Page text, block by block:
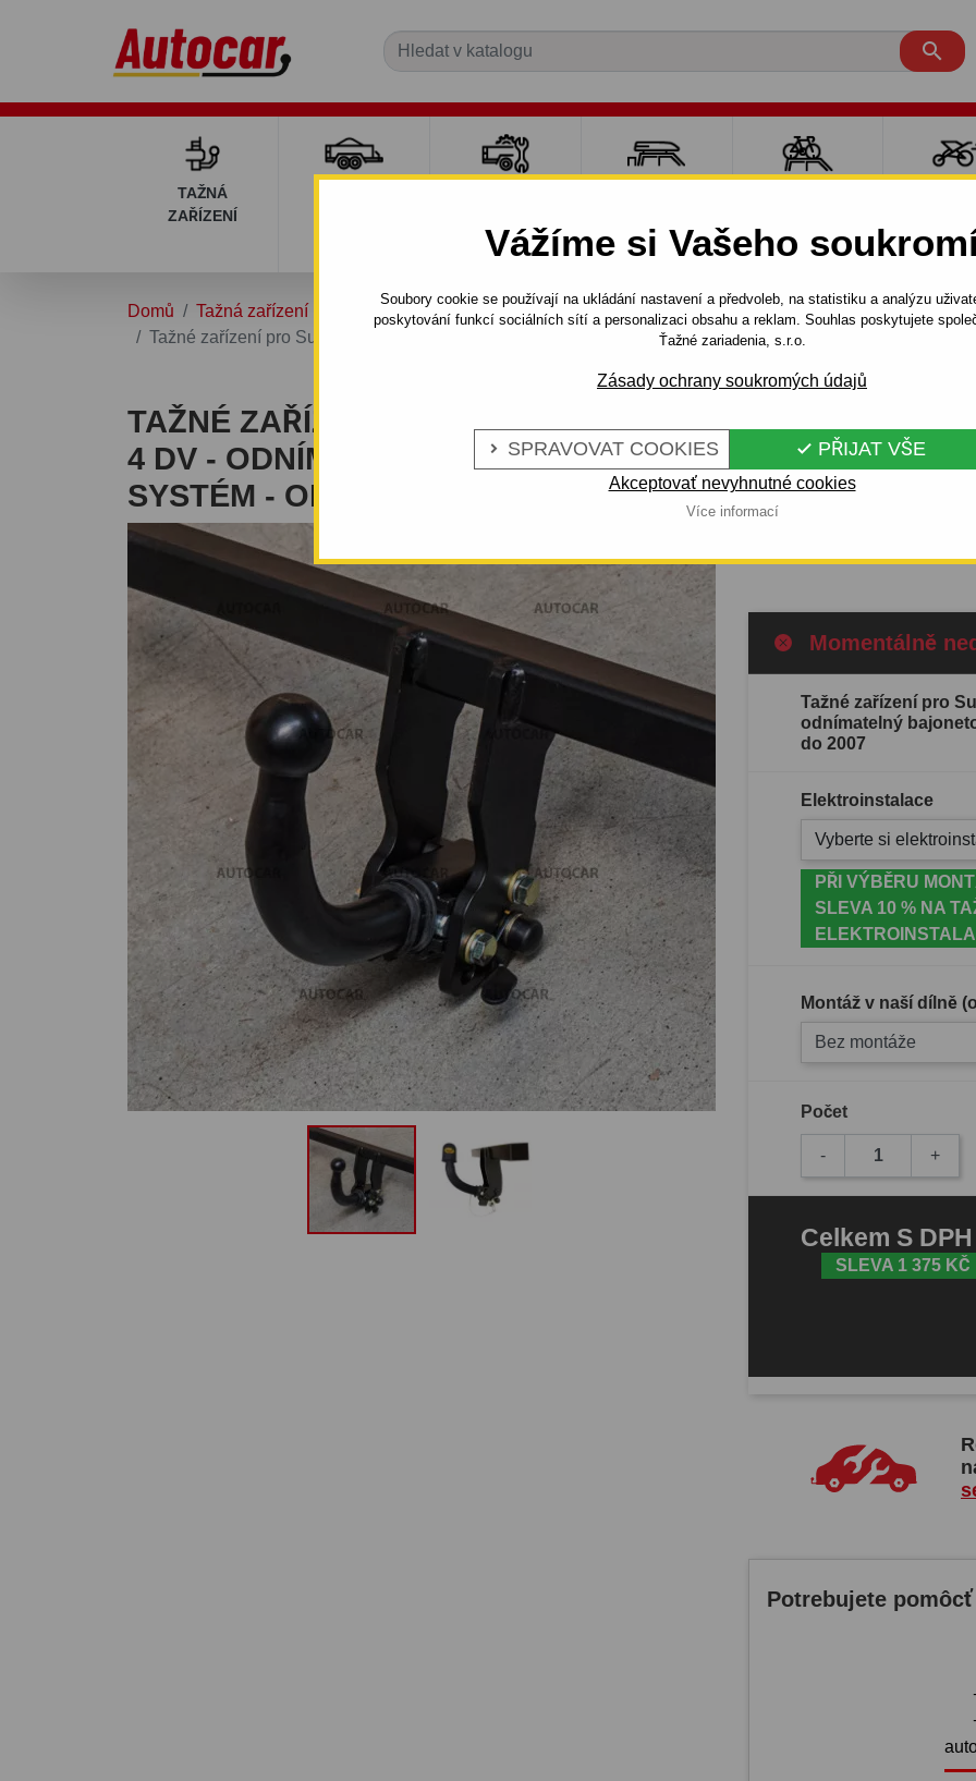
Vážíme si Vašeho
Soubory cookie se používají na ukládání nastavení a předvoleb, na statistiku a analýzu
poskytování funkcí sociálních sítí a personalizaci obsahu a reklam. Souhlas poskytujete
Ťažné zariadenia, s.r.o.
Zásady ochrany soukromých údajů
 SPRAVOVAT COOKIES  PŘIJAT VŠE
Akceptovať nevyhnutné cookies
Více informací

TAŽNÁ
ZAŘÍZENÍ
VOZÍKY
Domů Tažná zařízení LIANA 4 dv.
2002 - 2007
Tažné zařízení pro Suzuki LIANA - 4 dv - odnímatelný bajonetový systém - od 2002 do 2007
TAŽNÉ ZAŘÍZENÍ PRO SUZUKI LIANA -
4 DV - ODNÍMATELNÝ BAJONETOVÝ
SYSTÉM - OD 2002 DO 2007
Tažné zařízení s
SUZUKI - typ: LIANA, typ
do 2007.
Momentálně
Tažné zařízení pro
odnímatelný
do 2007
Elektroinstalace
Vyberte si
PŘI VÝBĚRU
SLEVA 10 % NA
Montáž v naší dílně
Bez montáže
Počet
- +
Celkem S
SLEVA 1 375 KČ
Potrebujete